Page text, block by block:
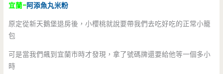
宜蘭-阿添魚丸米粉
原定從新天鵝堡退房後，小櫻桃就說要帶我們去吃好吃的正常小籠
包
可是當我們飆到宜蘭市時才發現，拿了號碼牌還要給他等一個多小
時